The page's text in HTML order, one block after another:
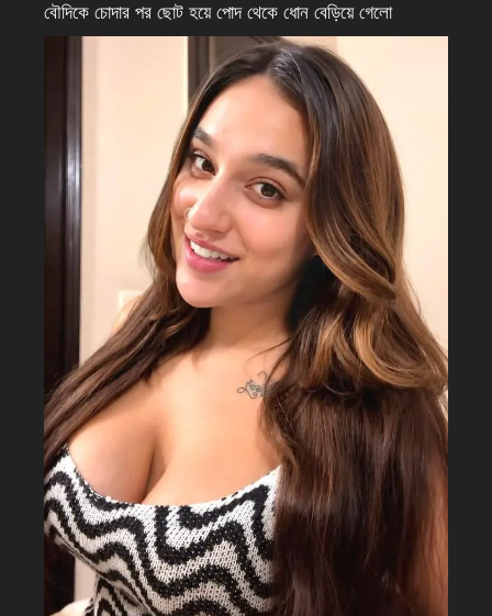
বৌদিকে চোদার পর ছোট হয়ে পোদ থেকে ধোন বেড়িয়ে গেলো